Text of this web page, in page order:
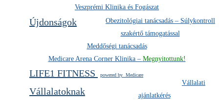
Veszprémi Klinika és Fogászat
Újdonságok
Obezitológiai tanácsadás – Súlykontroll
szakértő támogatással
Meddőségi tanácsadás
Medicare Arena Corner Klinika – Megnyitottunk!
LIFE1 FITNESS powered by Medicare
Vállalatoknak
Vállalati
ajánlatkérés